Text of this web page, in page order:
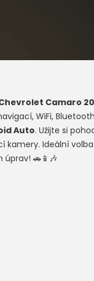
Camaro
WiFi,
Auto. Užijte si
kamery. Ideální
🚗📱🎶